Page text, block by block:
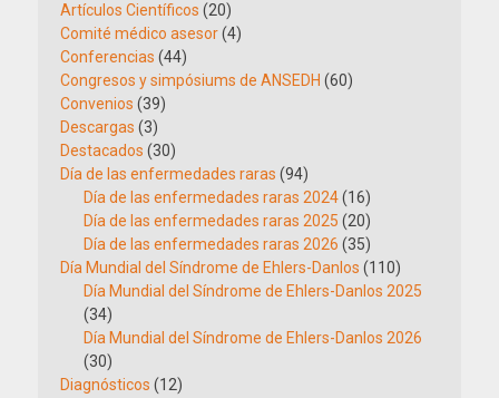
Artículos Científicos (20)
Comité médico asesor(4)
Conferencias (44)
Congresos y simpósiums de ANSEDH (60)
Convenios (39)
Descargas (3)
Destacados (30)
Día de las enfermedades raras (94)
Día de las enfermedades raras 2024(16)
Día de las enfermedades raras 2025 (20)
Día de las enfermedades raras 2026 (35)
Día Mundial del Síndrome de Ehlers-Danlos (110)
Día Mundial del Síndrome de Ehlers-Danlos 2025
(34)
Día Mundial del Síndrome de Ehlers-Danlos 2026
(30)
Diagnósticos (12)